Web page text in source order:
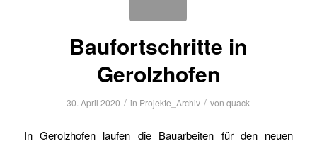
Baufortschritte in
Gerolzhofen
30. April 2020 / in Projekte_Archiv / vonquack
In Gerolzhofen laufen die Bauarbeiten für den neuen